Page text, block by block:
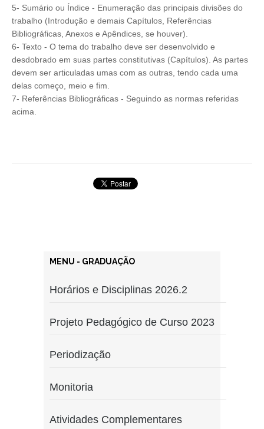
5- Sumário ou Índice - Enumeração das principais divisões do
trabalho (Introdução e demais Capítulos, Referências
Bibliográficas, Anexos e Apêndices, se houver).
6- Texto - O tema do trabalho deve ser desenvolvido e
desdobrado em suas partes constitutivas (Capítulos). As partes
devem ser articuladas umas com as outras, tendo cada uma
delas começo, meio e fim.
7- Referências Bibliográficas - Seguindo as normas referidas
acima.
MENU - GRADUAÇÃO
Horários e Disciplinas 2026.2
Projeto Pedagógico de Curso 2023
Periodização
Monitoria
Atividades Complementares